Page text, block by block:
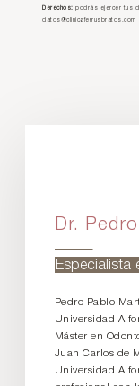
Derechos: podrás ejercer tus
datos@clinicaferrusbratos.com
Dr.
Especialista
Pedro Pablo
Universidad
Máster en
Juan Carlos de
Universidad